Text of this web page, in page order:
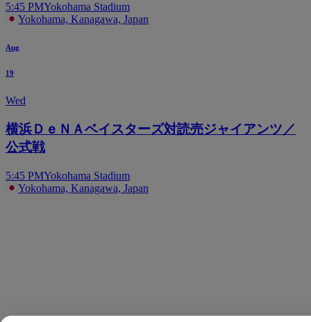
5:45 PMYokohama Stadium
Yokohama, Kanagawa, Japan
Aug
19
Wed
横浜ＤｅＮＡベイスターズ対読売ジャイアンツ／
公式戦
5:45 PMYokohama Stadium
Yokohama, Kanagawa, Japan